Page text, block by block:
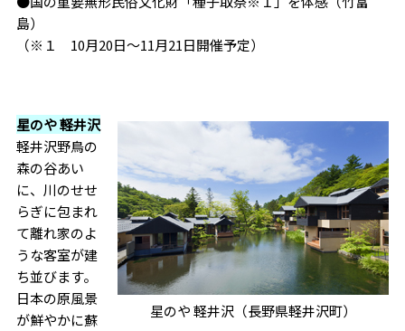
島）
（※１ 10月20日～11月21日開催予定）
星のや 軽井沢（長野県軽井沢町）
星のや 軽井沢
軽井沢野鳥の
森の谷あい
に、川のせせ
らぎに包まれ
て離れ家のよ
うな客室が建
ち並びます。
日本の原風景
が鮮やかに蘇